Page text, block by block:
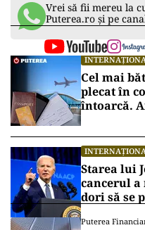
Vrei să fii mereu la
Puterea.ro și pe
Cel mai
plecat în
întoarcă.
Starea lui
cancerul a
dori să se
Puterea